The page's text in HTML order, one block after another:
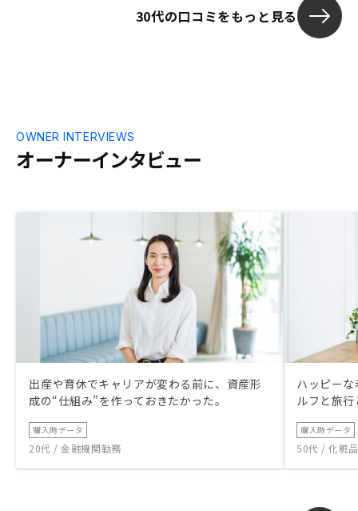
30代の口コミをもっと見る
オーナーインタビュー
OWNER INTERVIEWS
出産や育休でキャリアが変わる前に、資産形
成の“仕組み”を作っておきたかった。
購入時データ
20代 / 金融機関勤務
ハッピー
ルフと旅
購入時データ
50代 / 化粧